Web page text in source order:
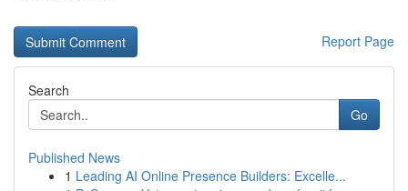
Report Page
Search
Go
Published News
1 Leading AI Online Presence Builders: Excelle...